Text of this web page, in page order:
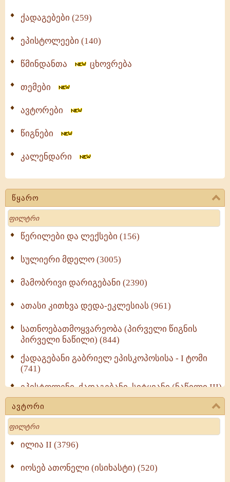
ქადაგებები (259)
ეპისტოლეები (140)
წმინდანთა ცხოვრება
თემები
ავტორები
წიგნები
კალენდარი
წყარო
Search
წერილები და ლექსები (156)
სულიერი მდელო (3005)
მამობრივი დარიგებანი (2390)
ათასი კითხვა დედა-ეკლესიას (961)
სათნოებათმოყვარეობა (პირველი წიგნის
პირველი ნაწილი) (844)
ქადაგებანი გაბრიელ ეპისკოპოსისა - I ტომი
(741)
ეპისტოლენი, ქადაგებანი, სიტყვანი (ნაწილი III)
(723)
მოძღვრის ძალზე სასარგებლო რჩევები
მრევლისათვის (545)
Wisdomge (514)
ქადაგებანი გაბრიელ ეპისკოპოსისა - II ტომი
ავტორი
Search
ილია II (3796)
იოსებ ათონელი (ისიხასტი) (520)